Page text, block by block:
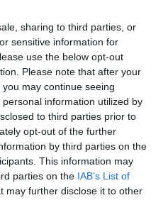
sharing to third parties, or
sensitive information for
use the below opt-out
Please note that after your
may continue seeing
information utilized by
to third parties prior to
opt-out of the further
by third parties on the
This information may
parties on the IAB’s List of
may further disclose it to other
Aragón (-6,19%) y
como fuente preferida
gratuita
últimas noticias de actualidad.